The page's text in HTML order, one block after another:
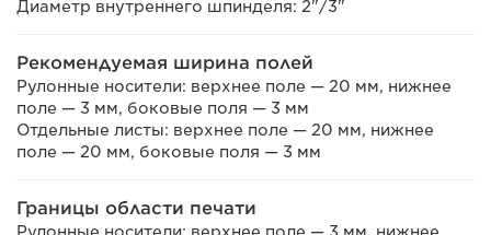
Диаметр внутреннего шпинделя: 2"/3"
Рекомендуемая ширина полей
Рулонные носители: верхнее поле — 20 мм, нижнее
поле — 3 мм, боковые поля — 3 мм
Отдельные листы: верхнее поле — 20 мм, нижнее
поле — 20 мм, боковые поля — 3 мм
Границы области печати